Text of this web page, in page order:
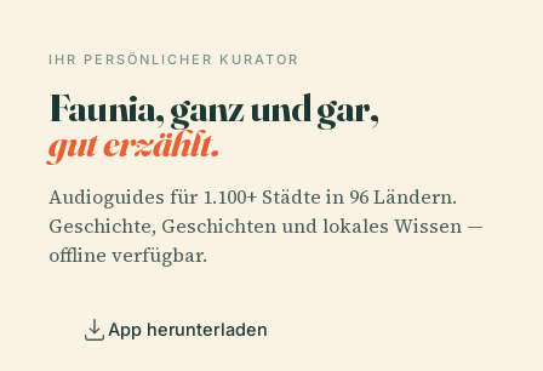
IHR PERSÖNLICHER KURATOR
Faunia, ganz und gar,
gut erzählt.
Audioguides für 1.100+ Städte in 96 Ländern.
Geschichte, Geschichten und lokales Wissen —
offline verfügbar.
App herunterladen